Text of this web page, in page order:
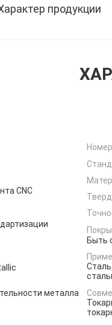
продукции
CNC
Быть
металла